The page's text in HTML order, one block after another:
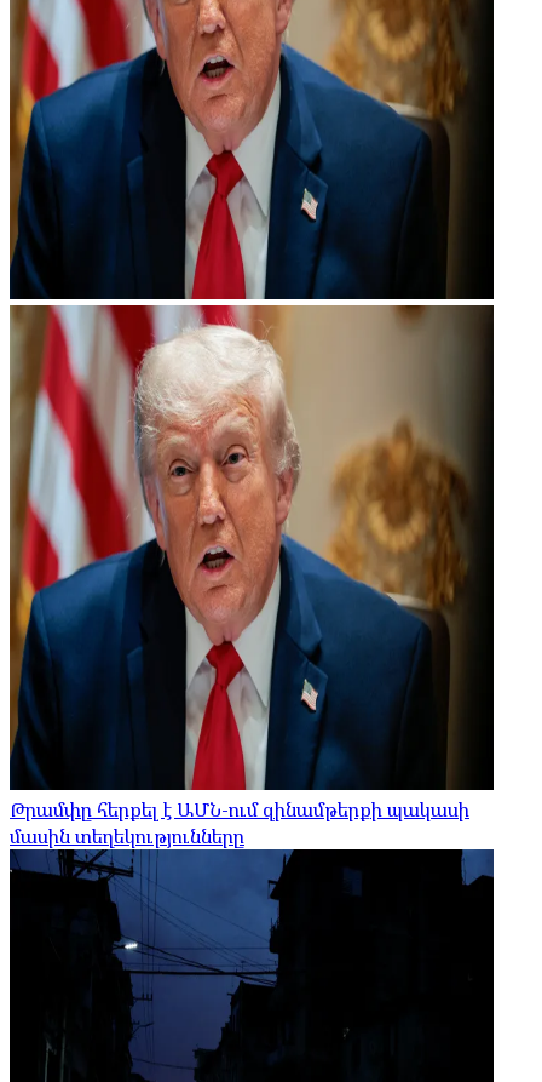
Թրամփը հերքել է ԱՄՆ-ում զինամթերքի պակասի
մասին տեղեկությունները